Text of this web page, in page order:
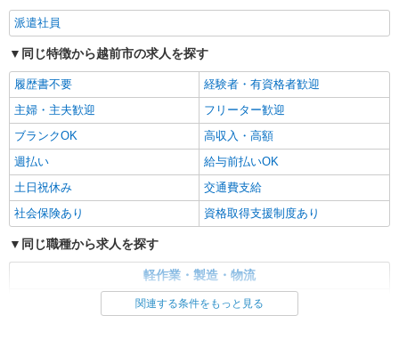
派遣社員
同じ特徴から越前市の求人を探す
履歴書不要
経験者・有資格者歓迎
主婦・主夫歓迎
フリーター歓迎
ブランクOK
高収入・高額
週払い
給与前払いOK
土日祝休み
交通費支給
社会保険あり
資格取得支援制度あり
同じ職種から求人を探す
軽作業・製造・物流
関連する条件をもっと見る